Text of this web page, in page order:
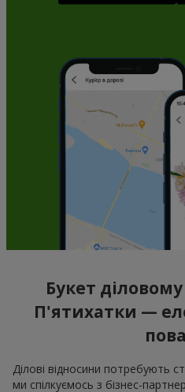
Букет
П'ятихатки —
Ділові відносини потребують
ми спілкуємось з бізнес-